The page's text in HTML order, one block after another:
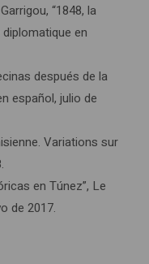
“1848, la
en
después de la
español, julio de
Variations sur
en Túnez”, Le
de 2017.